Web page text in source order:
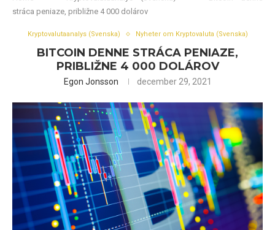
stráca peniaze, približne 4 000 dolárov
Kryptovalutaanalys (Svenska) Nyheter om Kryptovaluta (Svenska)
BITCOIN DENNE STRÁCA PENIAZE,
PRIBLIŽNE 4 000 DOLÁROV
Egon Jonsson december 29, 2021